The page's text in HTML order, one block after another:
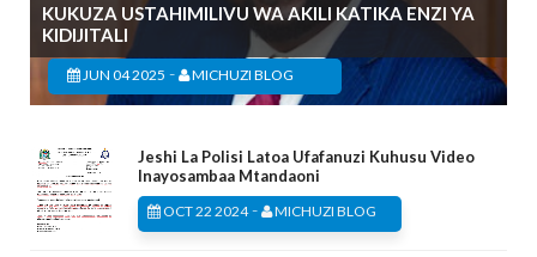
KUKUZA USTAHIMILIVU WA AKILI KATIKA ENZI YA
KIDIJITALI
JUN 04 2025 - MICHUZI BLOG
Jeshi La Polisi Latoa Ufafanuzi Kuhusu Video
Inayosambaa Mtandaoni
OCT 22 2024- MICHUZI BLOG